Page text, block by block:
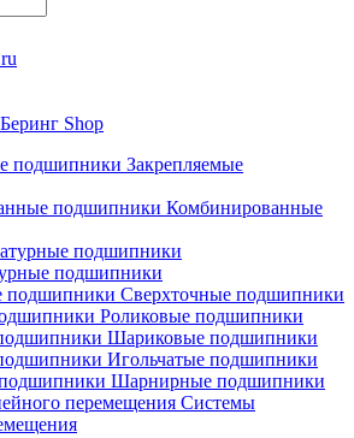
Закрепляемые
Комбинированные
подшипники
Сверхточные подшипники
Роликовые подшипники
Шариковые подшипники
Игольчатые подшипники
Шарнирные подшипники
Системы